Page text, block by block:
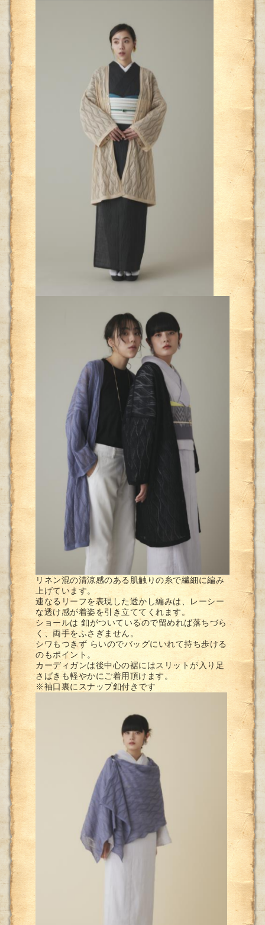
リネン混の清涼感のある肌触りの糸で繊細に編み
上げています。
連なるリーフを表現した透かし編みは、レーシー
な透け感が着姿を引き立ててくれます。
ショールは 釦がついているので留めれば落ちづら
く、両手をふさぎません。
シワもつきず らいのでバッグにいれて持ち歩ける
のもポイント。
カーディガンは後中心の裾にはスリットが入り足
さばきも軽やかにご着用頂けます。
※袖口裏にスナップ釦付きです